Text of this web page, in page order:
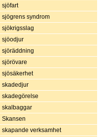
sjöfart
sjögrens syndrom
sjökrigsslag
sjöodjur
sjöräddning
sjörövare
sjösäkerhet
skadedjur
skadegörelse
skalbaggar
Skansen
skapande verksamhet